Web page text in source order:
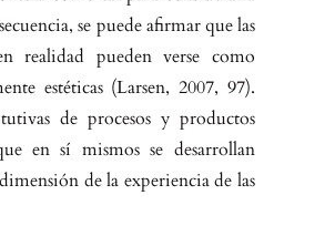
se puede afirmar que las
realidad pueden verse como
estéticas (Larsen, 2007, 97).
de procesos y productos
en sí mismos se desarrollan
de la experiencia de las